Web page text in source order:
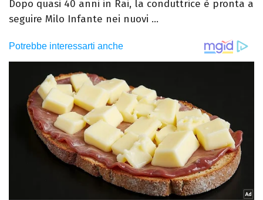
Dopo quasi 40 anni in Rai, la conduttrice è pronta a
seguire Milo Infante nei nuovi ...